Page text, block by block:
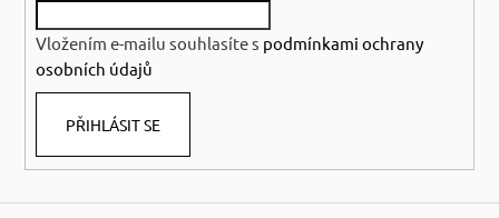
Vložením e-mailu souhlasíte s podmínkami ochrany
osobních údajů
PŘIHLÁSIT SE